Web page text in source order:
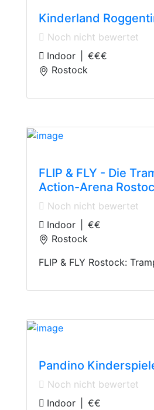
Kinderland
Noch nicht bewertet
Indoor
€€€
Rostock
FLIP & FLY - Die
Action-Arena
Noch nicht bewertet
Indoor
€€
Rostock
FLIP & FLY Rostock:
Pandino
Noch nicht bewertet
Indoor
€€